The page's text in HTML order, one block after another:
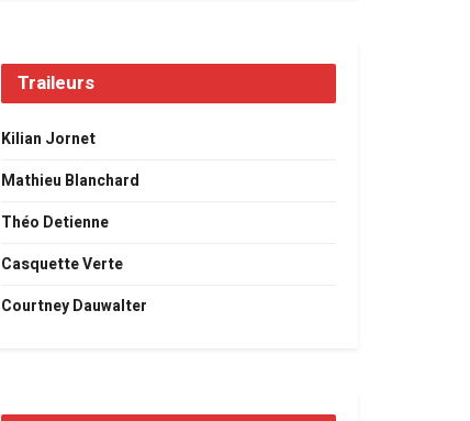
Traileurs
Kilian Jornet
Mathieu Blanchard
Théo Detienne
Casquette Verte
Courtney Dauwalter